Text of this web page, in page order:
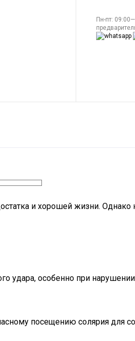
Пн-пт:
и хорошей жизни. Однако
удара, особенно при
посещению солярия для